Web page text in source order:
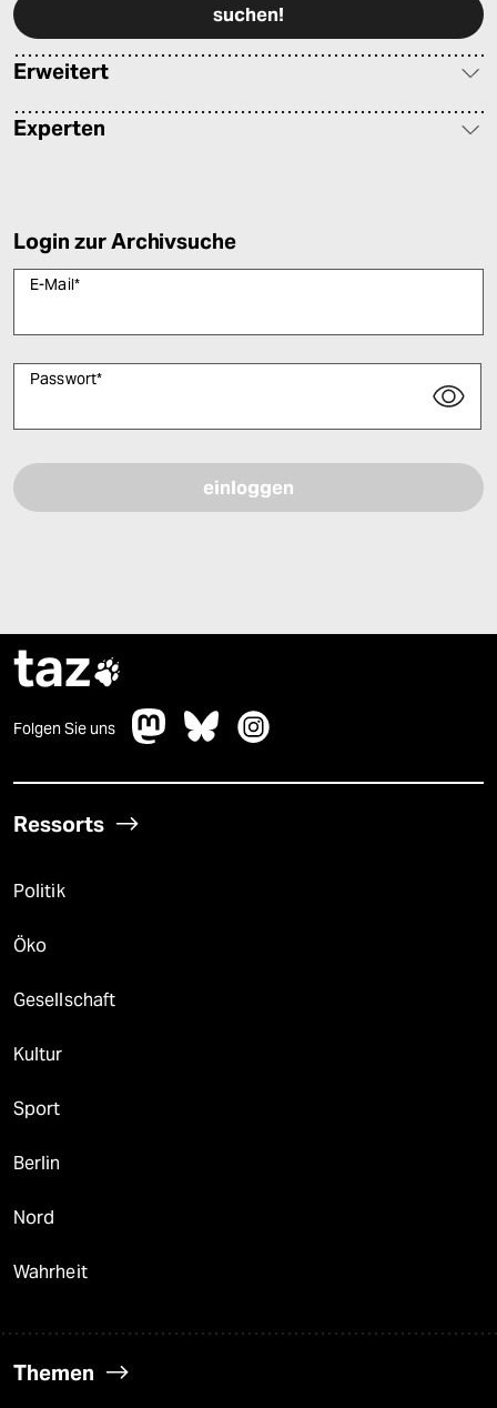
Erweitert
Experten
Login zur Archivsuche
E-Mail*
Passwort*
taz
Folgen Sie uns
Ressorts
Politik
Öko
Gesellschaft
Kultur
Sport
Berlin
Nord
Wahrheit
Themen